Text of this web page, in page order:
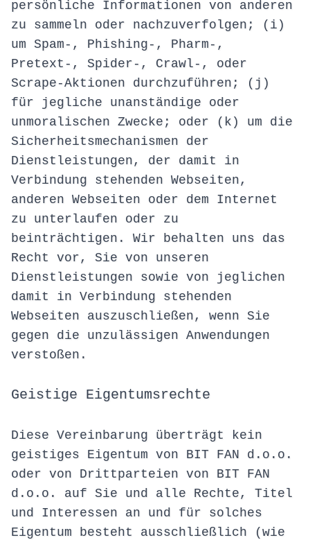
persönliche Informationen von anderen
zu sammeln oder nachzuverfolgen; (i)
um Spam-, Phishing-, Pharm-,
Pretext-, Spider-, Crawl-, oder
Scrape-Aktionen durchzuführen; (j)
für jegliche unanständige oder
unmoralischen Zwecke; oder (k) um die
Sicherheitsmechanismen der
Dienstleistungen, der damit in
Verbindung stehenden Webseiten,
anderen Webseiten oder dem Internet
zu unterlaufen oder zu
beinträchtigen. Wir behalten uns das
Recht vor, Sie von unseren
Dienstleistungen sowie von jeglichen
damit in Verbindung stehenden
Webseiten auszuschließen, wenn Sie
gegen die unzulässigen Anwendungen
verstoßen.
Geistige Eigentumsrechte
Diese Vereinbarung überträgt kein
geistiges Eigentum von BIT FAN d.o.o.
oder von Drittparteien von BIT FAN
d.o.o. auf Sie und alle Rechte, Titel
und Interessen an und für solches
Eigentum besteht ausschließlich (wie